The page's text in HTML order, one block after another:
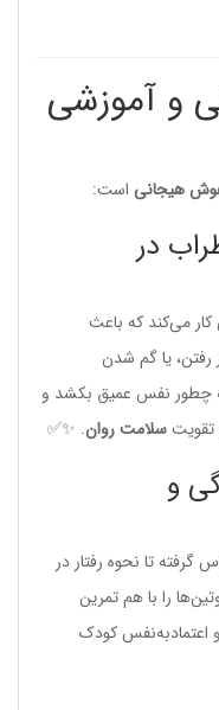
و آموزشی
هیجانیاست:
در
می‌کند که باعث
یا گم شدن
نفس عمیق بکشد و
سلامت روان. ✨✅
و
تا نحوه رفتار در
را با هم تمرین
کودک